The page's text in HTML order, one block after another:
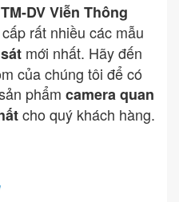
DV Viễn Thông
rất nhiều các mẫu
mới nhất. Hãy đến
của chúng tôi để có
phẩm camera quan
cho quý khách hàng.